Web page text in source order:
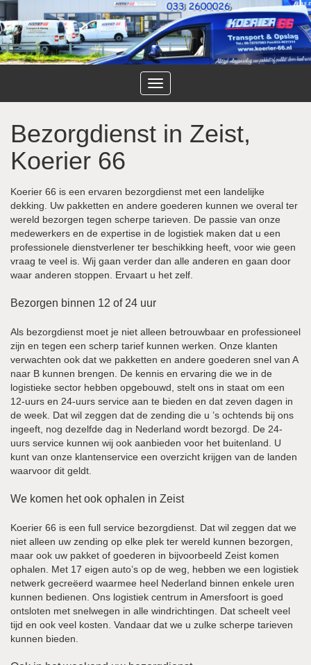
Toggle
navigation
Bezorgdienst in Zeist,
Koerier 66
Koerier 66 is een ervaren bezorgdienst met een landelijke
dekking. Uw pakketten en andere goederen kunnen we overal ter
wereld bezorgen tegen scherpe tarieven. De passie van onze
medewerkers en de expertise in de logistiek maken dat u een
professionele dienstverlener ter beschikking heeft, voor wie geen
vraag te veel is. Wij gaan verder dan alle anderen en gaan door
waar anderen stoppen. Ervaart u het zelf.
Bezorgen binnen 12 of 24 uur
Als bezorgdienst moet je niet alleen betrouwbaar en professioneel
zijn en tegen een scherp tarief kunnen werken. Onze klanten
verwachten ook dat we pakketten en andere goederen snel van A
naar B kunnen brengen. De kennis en ervaring die we in de
logistieke sector hebben opgebouwd, stelt ons in staat om een
12-uurs en 24-uurs service aan te bieden en dat zeven dagen in
de week. Dat wil zeggen dat de zending die u ’s ochtends bij ons
ingeeft, nog dezelfde dag in Nederland wordt bezorgd. De 24-
uurs service kunnen wij ook aanbieden voor het buitenland. U
kunt van onze klantenservice een overzicht krijgen van de landen
waarvoor dit geldt.
We komen het ook ophalen in Zeist
Koerier 66 is een full service bezorgdienst. Dat wil zeggen dat we
niet alleen uw zending op elke plek ter wereld kunnen bezorgen,
maar ook uw pakket of goederen in bijvoorbeeld Zeist komen
ophalen. Met 17 eigen auto’s op de weg, hebben we een logistiek
netwerk gecreëerd waarmee heel Nederland binnen enkele uren
kunnen bedienen. Ons logistiek centrum in Amersfoort is goed
ontsloten met snelwegen in alle windrichtingen. Dat scheelt veel
tijd en ook veel kosten. Vandaar dat we u zulke scherpe tarieven
kunnen bieden.